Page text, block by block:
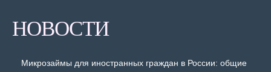
НОВОСТИ
Микрозаймы для иностранных граждан в России: общие